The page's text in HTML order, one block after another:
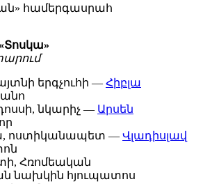
համերգասրահ
երգչուհի — Հիբլա
նկարիչ — Արսեն
ոստիկանապետ — Վլադիսլավ
Հռոմեական
նախկին հյուպատոս